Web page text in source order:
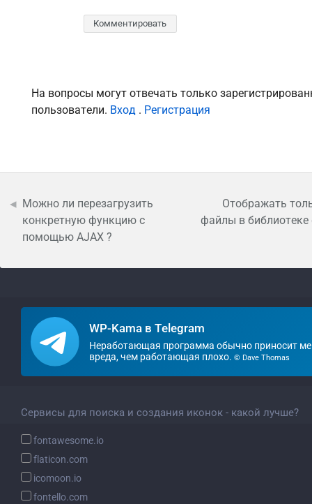
Комментировать
На вопросы могут отвечать только
пользователи. Вход . Регистрация
Можно ли перезагрузить
конкретную функцию с
помощью AJAX ?
Отображать
файлы в библиотеке
WP-Kama в Telegram
Неработающая программа обычно приносит
вреда, чем работающая плохо.© Dave Thomas
Сервисы для поиска и создания иконок - какой лучше?
fontawesome.io
flaticon.com
icomoon.io
fontello.com